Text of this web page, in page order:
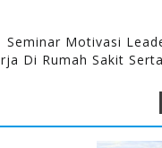
Seminar Motivasi
Di Rumah Sakit